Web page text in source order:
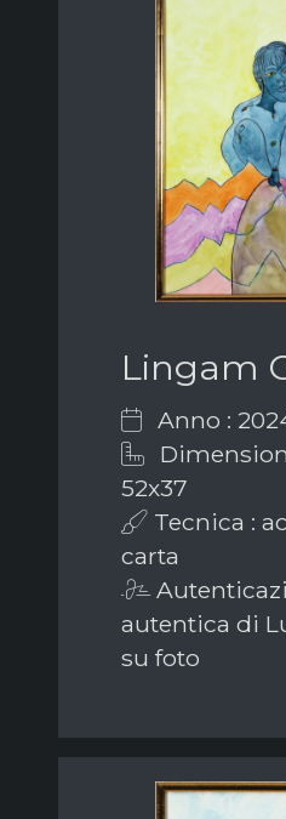
Lingam
Anno :
52x37
Tecnica :
carta
autentica di
su foto